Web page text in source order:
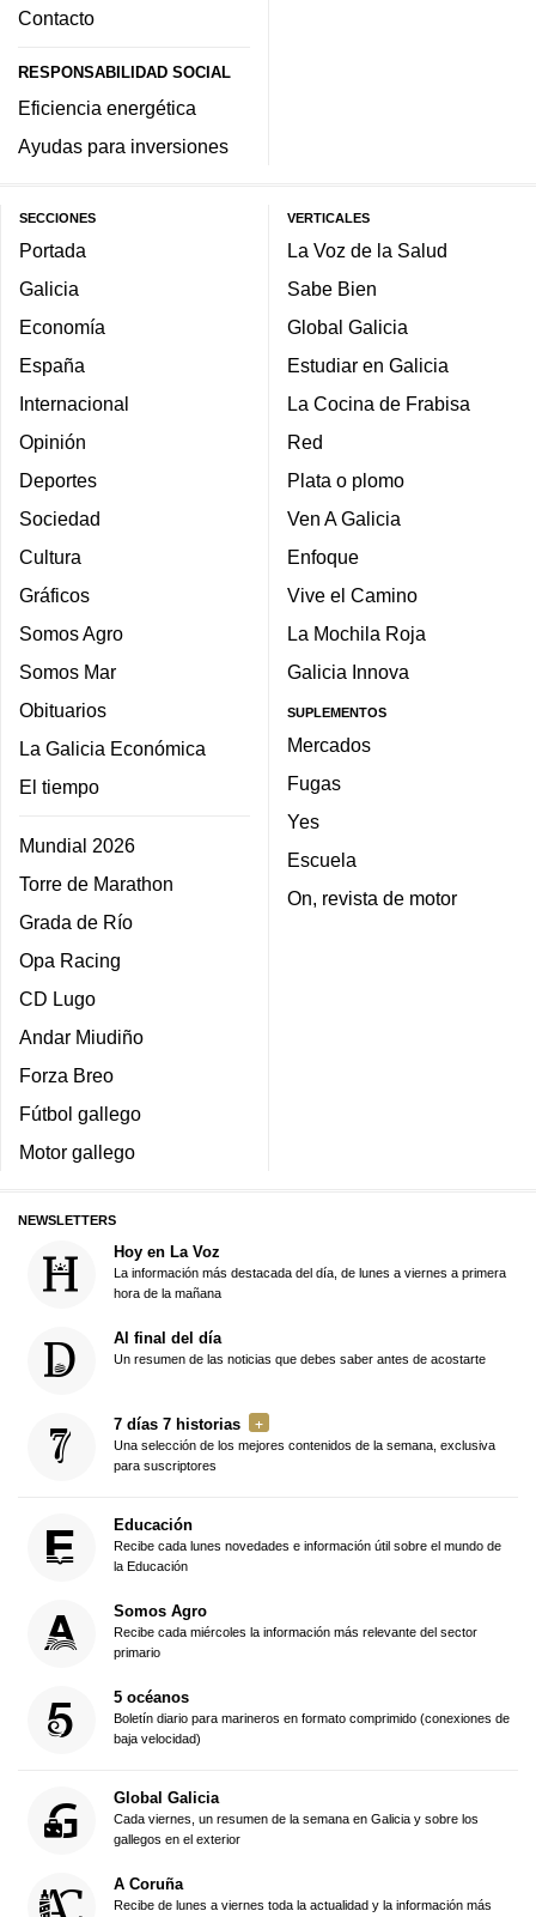
Contacto
RESPONSABILIDAD SOCIAL
Eficiencia energética
Ayudas para inversiones
SECCIONES
Portada
Galicia
Economía
España
Internacional
Opinión
Deportes
Sociedad
Cultura
Gráficos
Somos Agro
Somos Mar
Obituarios
La Galicia Económica
El tiempo
Mundial 2026
Torre de Marathon
Grada de Río
Opa Racing
CD Lugo
Andar Miudiño
Forza Breo
Fútbol gallego
Motor gallego
VERTICALES
La Voz de la Salud
Sabe Bien
Global Galicia
Estudiar en Galicia
La Cocina de Frabisa
Red
Plata o plomo
Ven A Galicia
Enfoque
Vive el Camino
La Mochila Roja
Galicia Innova
SUPLEMENTOS
Mercados
Fugas
Yes
Escuela
On, revista de motor
NEWSLETTERS
Hoy en La Voz
La información más destacada del día, de lunes a viernes a primera
hora de la mañana
Al final del día
Un resumen de las noticias que debes saber antes de acostarte
7 días 7 historias
Una selección de los mejores contenidos de la semana, exclusiva
para suscriptores
Educación
Recibe cada lunes novedades e información útil sobre el mundo de
la Educación
Somos Agro
Recibe cada miércoles la información más relevante del sector
primario
5 océanos
Boletín diario para marineros en formato comprimido (conexiones de
baja velocidad)
Global Galicia
Cada viernes, un resumen de la semana en Galicia y sobre los
gallegos en el exterior
A Coruña
Recibe de lunes a viernes toda la actualidad y la información más